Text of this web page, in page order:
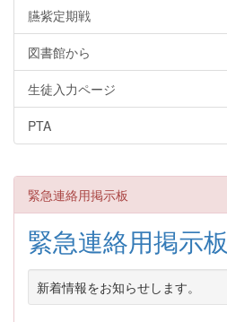
臙紫定期戦
図書館から
生徒入力ページ
PTA
緊急連絡用掲示板
緊急連絡用掲示板
新着情報をお知らせします。